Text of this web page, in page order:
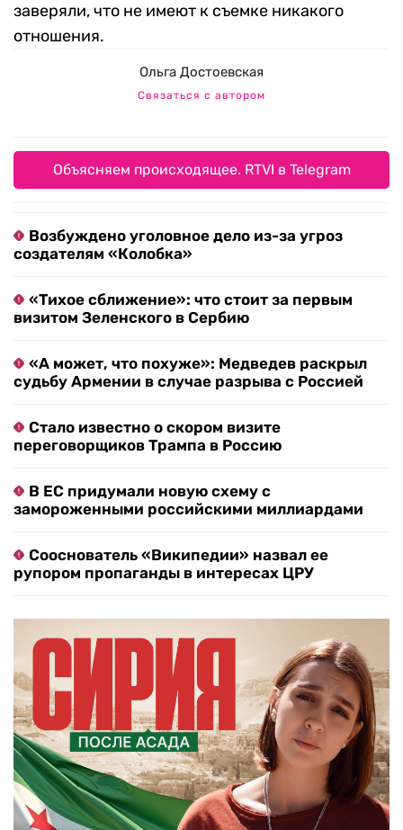
заверяли, что не имеют к съемке никакого
отношения.
Ольга Достоевская
Связаться с автором
Объясняем происходящее. RTVI в Telegram
Возбуждено уголовное дело из-за угроз
создателям «Колобка»
«Тихое сближение»: что стоит за первым
визитом Зеленского в Сербию
«А может, что похуже»: Медведев раскрыл
судьбу Армении в случае разрыва с Россией
Стало известно о скором визите
переговорщиков Трампа в Россию
В ЕС придумали новую схему с
замороженными российскими миллиардами
Сооснователь «Википедии» назвал ее
рупором пропаганды в интересах ЦРУ